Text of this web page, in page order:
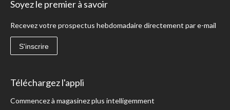
Soyez le premier à savoir
Recevez votre prospectus hebdomadaire directement par e-mail
S'inscrire
Téléchargez l'appli
Commencez à magasinez plus intelligemment